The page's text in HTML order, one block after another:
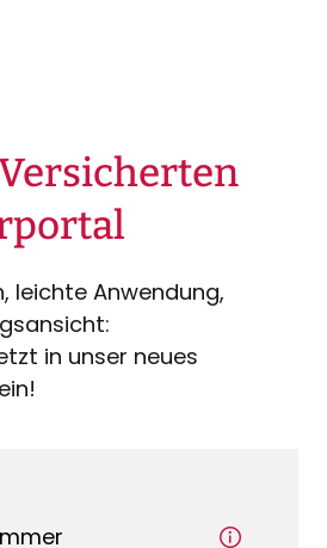
leichte Anwendung,
in unser neues